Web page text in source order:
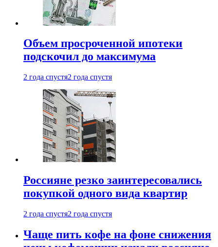
Объем просроченной ипотеки
подскочил до максимума
2 года спустя2 года спустя
Россияне резко заинтересовались
покупкой одного вида квартир
2 года спустя2 года спустя
Чаще пить кофе на фоне снижения